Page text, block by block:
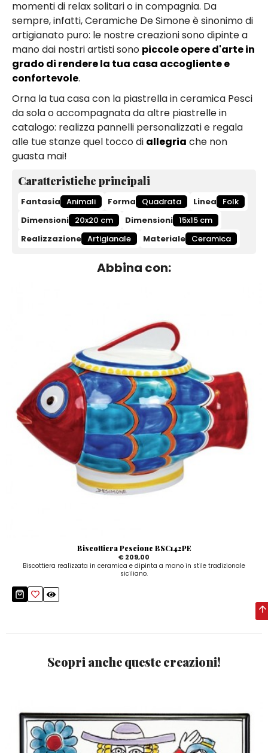
momenti di relax solitari o in compagnia. Da
sempre, infatti, Ceramiche De Simone è sinonimo di
artigianato puro: le nostre creazioni sono dipinte a
mano dai nostri artisti sono piccole opere d'arte in
grado di rendere la tua casa accogliente e
confortevole.
Orna la tua casa con la piastrella in ceramica Pesci
da sola o accompagnata da altre piastrelle in
catalogo: realizza pannelli personalizzati e regala
alle tue stanze quel tocco di allegria che non
guasta mai!
Caratteristiche principali
Fantasia Animali Forma Quadrata Linea
Folk
Dimensioni 20x20 cm Dimensioni 15x15 cm
Realizzazione Artigianale Materiale Ceramica
Abbina con:
Biscottiera Pescione BSC142PE
€ 209,00
Biscottiera realizzata in ceramica e dipinta a mano in stile tradizionale
siciliano.
Scopri anche queste creazioni!